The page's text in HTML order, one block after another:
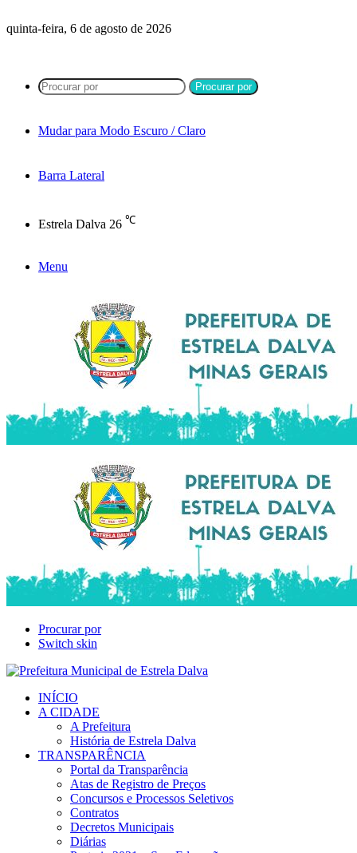
quinta-feira, 6 de agosto de 2026
Procurar por
Mudar para Modo Escuro / Claro
Barra Lateral
Estrela Dalva 26 ℃
Menu
Procurar por
Switch skin
INÍCIO
A CIDADE
A Prefeitura
História de Estrela Dalva
TRANSPARÊNCIA
Portal da Transparência
Atas de Registro de Preços
Concursos e Processos Seletivos
Contratos
Decretos Municipais
Diárias